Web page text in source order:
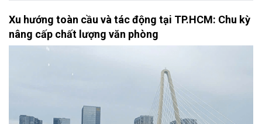
Xu hướng toàn cầu và tác động tại TP.HCM: Chu kỳ
nâng cấp chất lượng văn phòng